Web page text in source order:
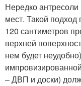
Нередко антресоли
мест. Такой
120 сантиметров
верхней
нем будет
– ДВП и доски)